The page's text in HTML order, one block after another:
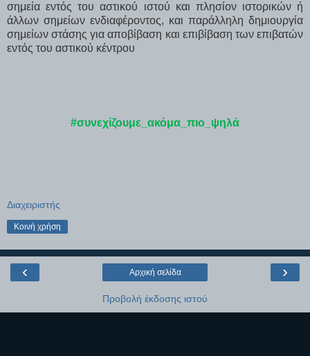
σημεία εντός του αστικού ιστού και πλησίον ιστορικών ή
άλλων σημείων ενδιαφέροντος, και παράλληλη δημιουργία
σημείων στάσης για αποβίβαση και επιβίβαση των επιβατών
εντός του αστικού κέντρου
#συνεχίζουμε_ακόμα_πιο_ψηλά
Διαχειριστής
Κοινή χρήση
‹ ›
Αρχική σελίδα
Προβολή έκδοσης ιστού